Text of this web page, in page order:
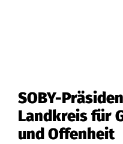
SOBY-
Landkreis für
und Offenheit